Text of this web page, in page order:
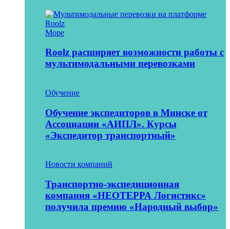
Море
Roolz расширяет возможности работы с
мультимодальными перевозками
Обучение
Обучение экспедиторов в Минске от
Ассоциации «АИПЛ». Курсы
«Экспедитор транспортный»
Новости компаний
Транспортно-экспедиционная
компания «НЕОТЕРРА Логистикс»
получила премию «Народный выбор»